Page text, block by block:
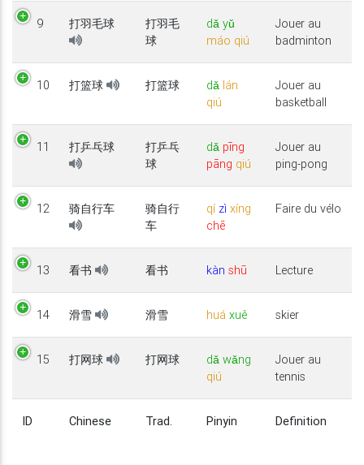
ID Chinese Trad. Pinyin Definition
9 打羽毛球
打羽毛
球
dǎ yǔ
máo qiú
Jouer au
badminton
10 打篮球 打篮球 dǎ lán
qiú
Jouer au
basketball
11 打乒乓球
打乒乓
球
dǎ pīng
pāng qiú
Jouer au
ping-pong
12 骑自行车
骑自行
车
qí zì xíng
chē
Faire du vélo
13 看书 看书 kàn shū Lecture
14 滑雪 滑雪 huá xuě skier
15 打网球 打网球 dǎ wǎng
qiú
Jouer au
tennis